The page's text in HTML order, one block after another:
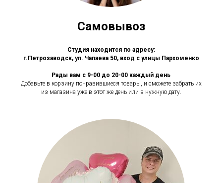
Самовывоз
Студия находится по адресу:
г.Петрозаводск, ул. Чапаева 50, вход с улицы Пархоменко
Рады вам с 9-00 до 20-00 каждый день
Добавьте в корзину понравившиеся товары, и сможете забрать их
из магазина уже в этот же день или в нужную дату.